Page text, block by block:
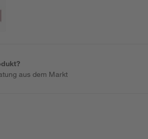
aus dem Markt